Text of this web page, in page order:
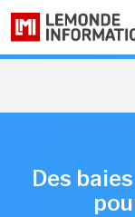
Des